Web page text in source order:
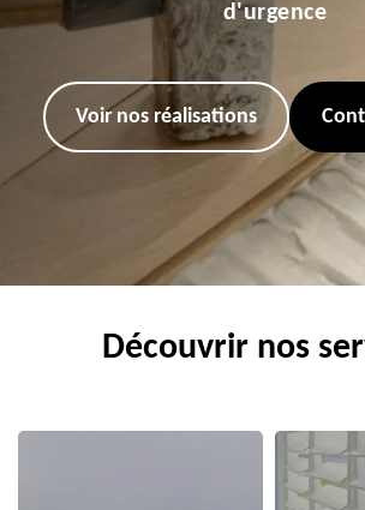
d'urgence
Voir nos réalisations
Découvrir nos